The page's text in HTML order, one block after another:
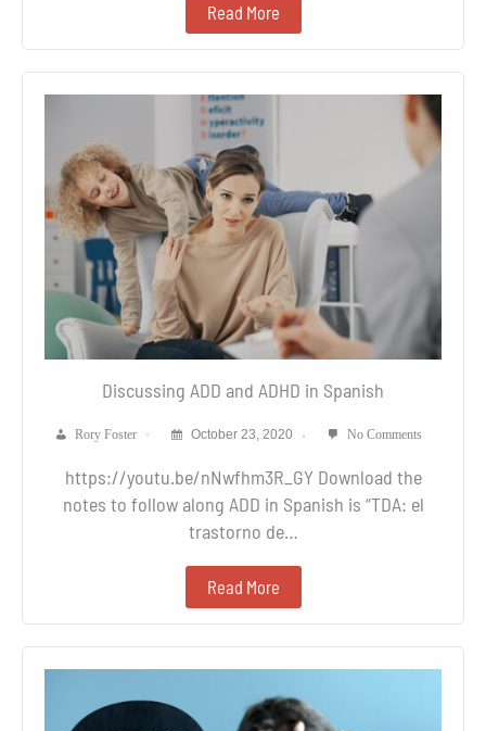
Read More
Discussing ADD and ADHD in Spanish
Rory Foster October 23, 2020 No Comments
https://youtu.be/nNwfhm3R_GY Download the
notes to follow along ADD in Spanish is “TDA: el
trastorno de…
Read More